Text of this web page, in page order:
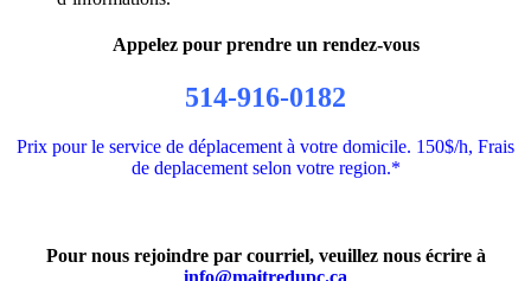
Appelez pour prendre un rendez-vous
514-916-0182
Prix pour le service de déplacement à votre domicile. 150$/h, Frais
de deplacement selon votre region.*
Pour nous rejoindre par courriel, veuillez nous écrire à
info@maitredupc.ca